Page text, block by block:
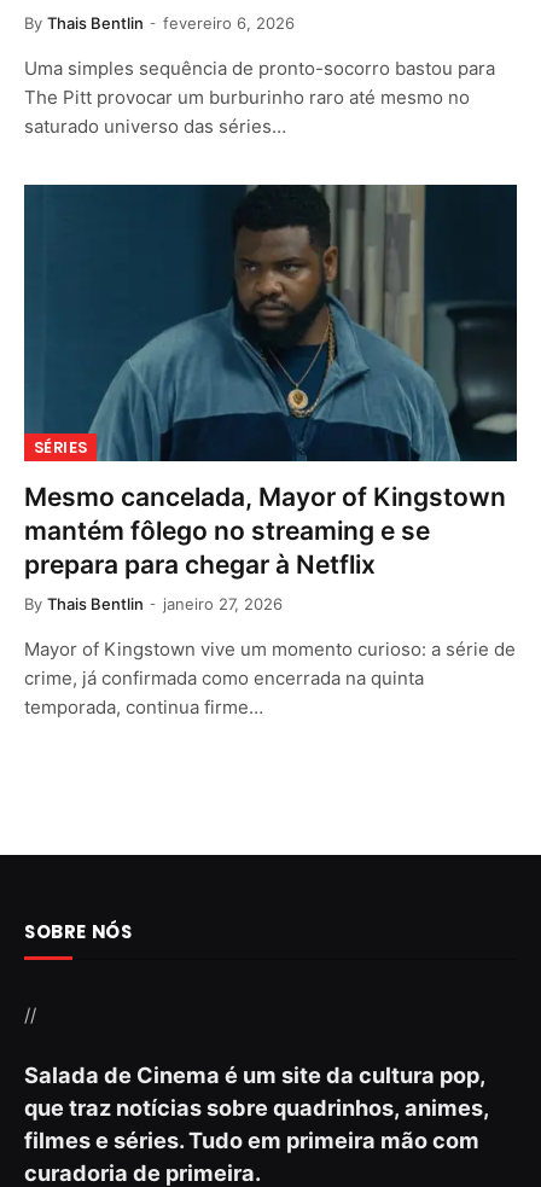
By Thais Bentlin fevereiro 6, 2026
Uma simples sequência de pronto-socorro bastou para
The Pitt provocar um burburinho raro até mesmo no
saturado universo das séries…
SÉRIES
Mesmo cancelada, Mayor of Kingstown
mantém fôlego no streaming e se
prepara para chegar à Netflix
By Thais Bentlin janeiro 27, 2026
Mayor of Kingstown vive um momento curioso: a série de
crime, já confirmada como encerrada na quinta
temporada, continua firme…
SOBRE NÓS
//
Salada de Cinema é um site da cultura pop,
que traz notícias sobre quadrinhos, animes,
filmes e séries. Tudo em primeira mão com
curadoria de primeira.